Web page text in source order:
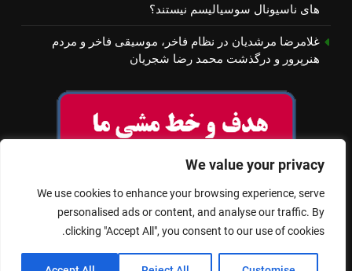
We value your privacy
We use cookies to enhance your browsing experience, serve
personalised ads or content, and analyse our traffic. By
clicking "Accept All", you consent to our use of cookies.
های ناسیونال سوسیالیسم نیستند؟
غلامرضا مرشدیان در نظام فاخر، موسیقی فاخر و مردم
هنرپرور و درگذشت محمد رضا شجریان